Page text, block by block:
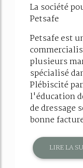
La société
Petsafe
Petsafe est
plusieurs
spécialisé
Plébiscité
l'éducation
de dressage
bonne
LIRE LA